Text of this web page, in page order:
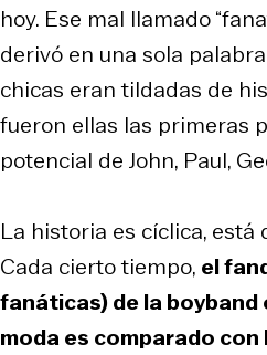
hoy. Ese mal llamado
derivó en una sola
chicas eran tildadas de
fueron ellas las primeras
potencial de John, Paul,
La historia es cíclica,
Cada cierto tiempo, el
fanáticas) de la
moda es comparado